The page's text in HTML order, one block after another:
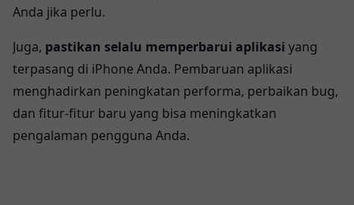
Anda jika perlu.
Juga, pastikan selalu memperbarui aplikasi yang
terpasang di iPhone Anda. Pembaruan aplikasi
menghadirkan peningkatan performa, perbaikan bug,
dan fitur-fitur baru yang bisa meningkatkan
pengalaman pengguna Anda.